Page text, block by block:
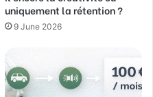
uniquement la rétention ?
9 June 2026